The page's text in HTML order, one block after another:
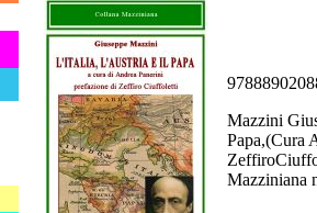
Mazzini
Papa,(Cura
Mazziniana